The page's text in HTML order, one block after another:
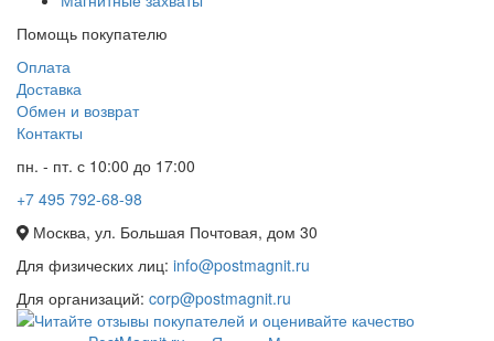
Помощь покупателю
Оплата
Доставка
Обмен и возврат
Контакты
пн. - пт. с 10:00 до 17:00
+7 495 792-68-98
Москва, ул. Большая Почтовая, дом 30
Для физических лиц: info@postmagnit.ru
Для организаций: corp@postmagnit.ru